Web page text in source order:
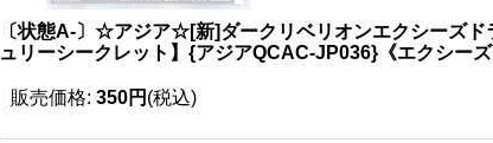
〔状態A-〕☆アジア☆[新]ダークリベリオンエクシーズ
ュリーシークレット】{アジアQCAC-JP036}《エクシーズ
販売価格: 350円 (税込)